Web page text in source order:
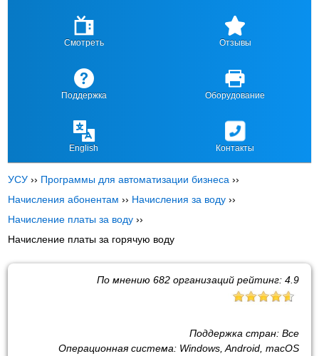
Смотреть Отзывы
Поддержка Оборудование
English Контакты
УСУ ›› Программы для автоматизации бизнеса ››
Начисления абонентам ›› Начисления за воду ››
Начисление платы за воду ››
Начисление платы за горячую воду
По мнению 682организаций рейтинг: 4.9
Поддержка стран: Все
Операционная система: Windows, Android, macOS